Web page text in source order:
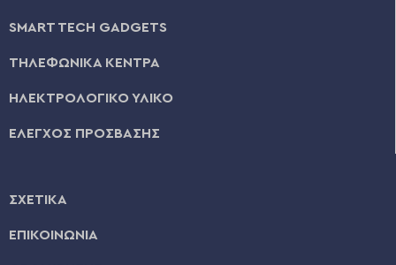
SMART TECH GADGETS
ΤΗΛΕΦΩΝΙΚΑ ΚΕΝΤΡΑ
ΗΛΕΚΤΡΟΛΟΓΙΚΟ ΥΛΙΚΟ
ΕΛΕΓΧΟΣ ΠΡΟΣΒΑΣΗΣ
ΣΧΕΤΙΚΑ
ΕΠΙΚΟΙΝΩΝΙΑ